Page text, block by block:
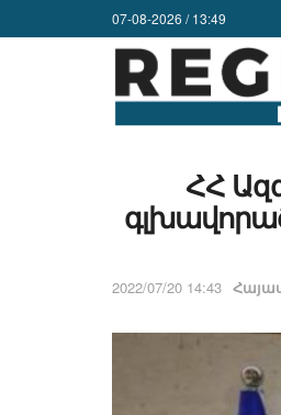
07-08-2026 / 13:49
ՀՀ
2022/07/20 14:43